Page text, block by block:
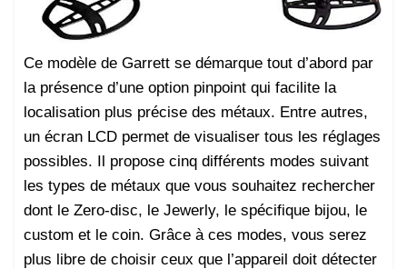
Ce modèle de Garrett se démarque tout d’abord par
la présence d’une option pinpoint qui facilite la
localisation plus précise des métaux. Entre autres,
un écran LCD permet de visualiser tous les réglages
possibles. Il propose cinq différents modes suivant
les types de métaux que vous souhaitez rechercher
dont le Zero-disc, le Jewerly, le spécifique bijou, le
custom et le coin. Grâce à ces modes, vous serez
plus libre de choisir ceux que l’appareil doit détecter